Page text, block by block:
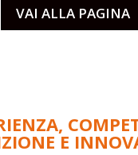
VAI ALLA PAGINA
E